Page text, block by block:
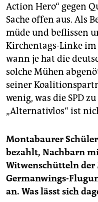
Action Hero“ gegen
Sache offen aus. Als
müde und beflissen
Kirchentags-Linke
wann je hat die
solche Mühen
seiner
wenig, was die SPD
„Alternativlos“ ist
Montabaurer
bezahlt, Nachbarn
Witwenschütteln der
Germanwings-
an. Was lässt sich